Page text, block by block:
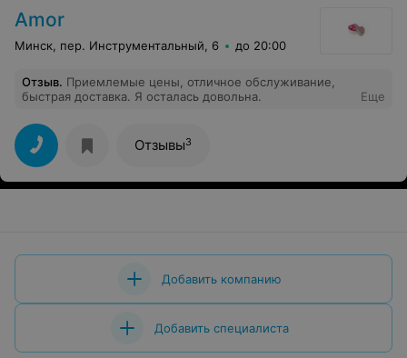
Amor
Минск, пер. Инструментальный, 6 до 20:00
Отзыв. Приемлемые цены, отличное обслуживание,
быстрая доставка. Я осталась довольна.
Еще
Отзывы3
Добавить компанию
Добавить специалиста